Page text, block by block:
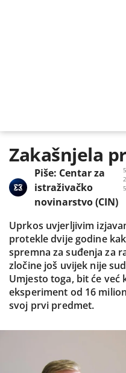
Zakašnjela
5.
Piše: Centar za
istraživačko
novinarstvo (CIN)
Uprkos uvjerljivim
protekle dvije godine
spremna za suđenja za
zločine još uvijek nije
Umjesto toga, bit će već
eksperiment od 16
svoj prvi predmet.